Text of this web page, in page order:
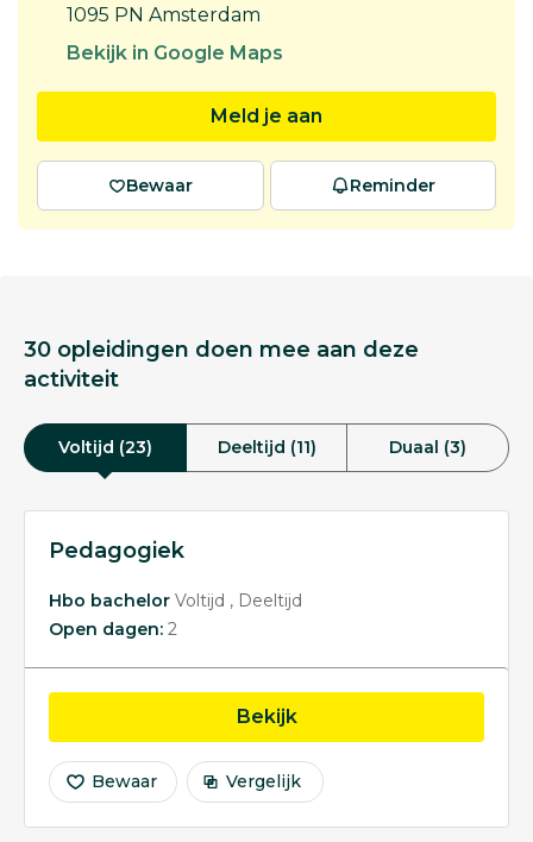
1095 PN Amsterdam
Bekijk in Google Maps
Meld je aan
Bewaar Reminder
30 opleidingen doen mee aan deze
activiteit
Voltijd (23) Deeltijd (11) Duaal (3)
Pedagogiek
Hbo bachelor Voltijd
Deeltijd
Open dagen: 2
Bekijkopleiding Pedagogiek
Bewaar Vergelijk